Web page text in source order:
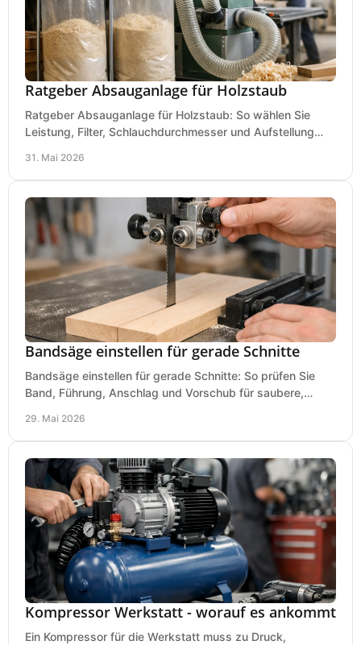
Ratgeber Absauganlage für Holzstaub
Ratgeber Absauganlage für Holzstaub: So wählen Sie
Leistung, Filter, Schlauchdurchmesser und Aufstellung
31. Mai 2026
Bandsäge einstellen für gerade Schnitte
Bandsäge einstellen für gerade Schnitte: So prüfen Sie
Band, Führung, Anschlag und Vorschub für saubere,
29. Mai 2026
Kompressor Werkstatt - worauf es ankommt
Ein Kompressor für die Werkstatt muss zu Druck,